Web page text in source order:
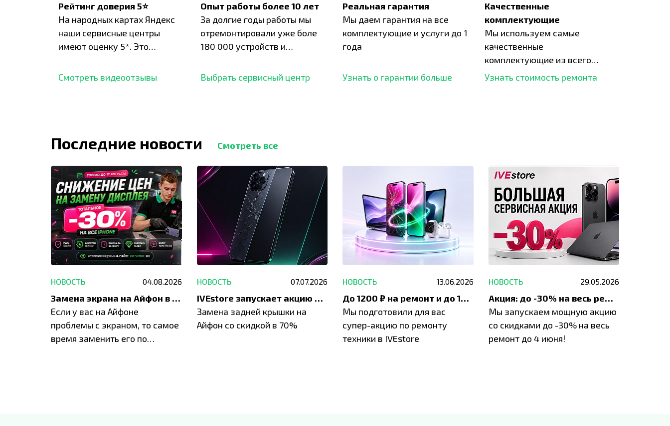
Рейтинг доверия 5⭐
На народных картах Яндекс
наши сервисные центры
имеют оценку 5*. Это
отзывов,
Смотреть видеоотзывы
Опыт работы более 10 лет
За долгие годы работы мы
отремонтировали уже боле
180 000 устройств и
опыт.
Выбрать сервисный центр
Реальная гарантия
Мы даем гарантия на все
комплектующие и услуги до 1
года
Узнать о гарантии больше
Качественные
комплектующие
Мы используем самые
качественные
комплектующие из всего
рынка и используем самое
Узнать стоимость ремонта
Последние новости Смотреть все
НОВОСТЬ 04.08.2026
Замена экрана на Айфон в Москве и Балашихе
Если у вас на Айфоне
проблемы с экраном, то самое
время заменить его по
НОВОСТЬ 07.07.2026
IVEstore запускает акцию на замену заднего стекла
Замена задней крышки на
Айфон со скидкой в 70%
НОВОСТЬ 13.06.2026
До 1200 ₽ на ремонт и до 1500 ₽ на покупку техники Apple
Мы подготовили для вас
супер-акцию по ремонту
техники в IVEstore
НОВОСТЬ 29.05.2026
Акция: до -30% на весь ремонт техники Apple
Мы запускаем мощную акцию
со скидками до -30% на весь
ремонт до 4 июня!